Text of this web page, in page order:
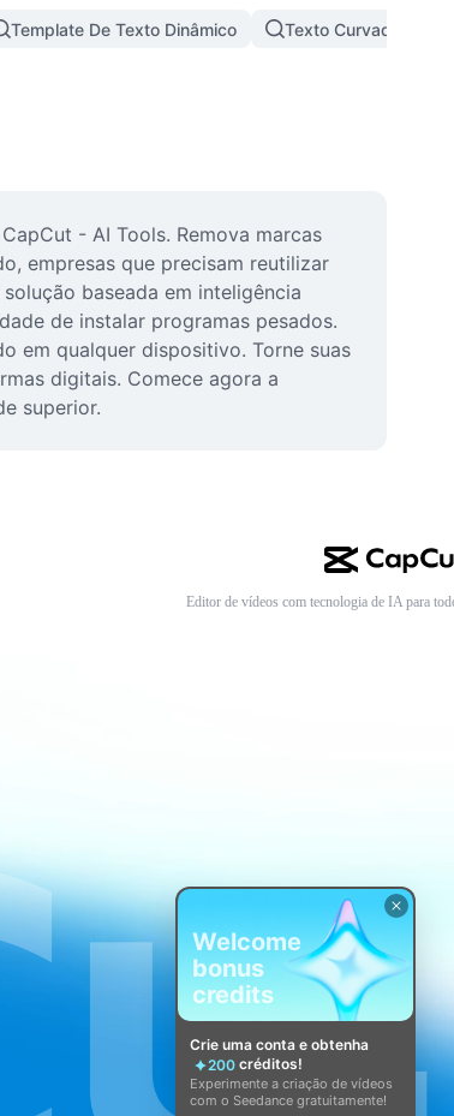
Template De Texto Dinâmico Texto Curvado
- AI Tools. Remova marcas
empresas que precisam reutilizar
baseada em inteligência
de instalar programas pesados.
em qualquer dispositivo. Torne suas
digitais. Comece agora a
superior.
Editor de vídeos com tecnologia de IA para
Welcome
bonus
credits
Crie uma conta e obtenha
200 créditos!
Experimente a criação de vídeos
com o Seedance gratuitamente!